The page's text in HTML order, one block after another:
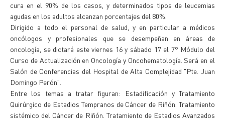
cura en el 90% de los casos, y determinados tipos de leucemias
agudas en los adultos alcanzan porcentajes del 80%.
Dirigido a todo el personal de salud, y en particular a médicos
oncólogos y profesionales que se desempeñan en áreas de
oncología, se dictará este viernes 16 y sábado 17 el 7° Módulo del
Curso de Actualización en Oncología y Oncohematología. Será en el
Salón de Conferencias del Hospital de Alta Complejidad "Pte. Juan
Domingo Perón".
Entre los temas a tratar figuran: Estadificación y Tratamiento
Quirúrgico de Estadios Tempranos de Cáncer de Riñón. Tratamiento
sistémico del Cáncer de Riñón. Tratamiento de Estadios Avanzados